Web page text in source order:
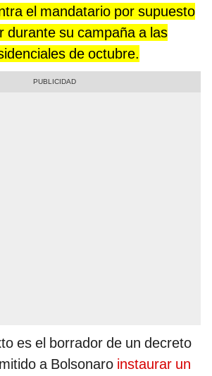
el mandatario por supuesto
durante su campaña a las
de octubre.
es el borrador de un decreto
a Bolsonaro instaurar un